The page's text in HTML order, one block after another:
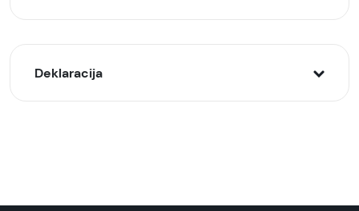
Deklaracija
Držač za mobilni telefon